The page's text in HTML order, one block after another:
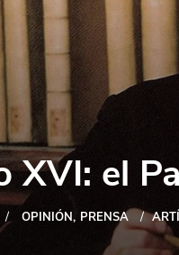
XVI: el
OPINIÓN PRENSA